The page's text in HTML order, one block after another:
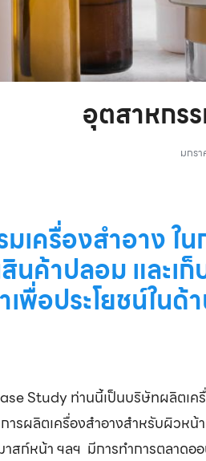
อุตสาหกร
มกร
เครื่องสำอาง ใน
นค้าปลอม และเก็
อประโยชน์ในด้
Study ท่านนี้เป็นบริษัทผลิตเค
รผลิตเครื่องสำอางสำหรับผิวหน้า
าสก์หน้า ฯลฯ มีการทำการตลาดอ